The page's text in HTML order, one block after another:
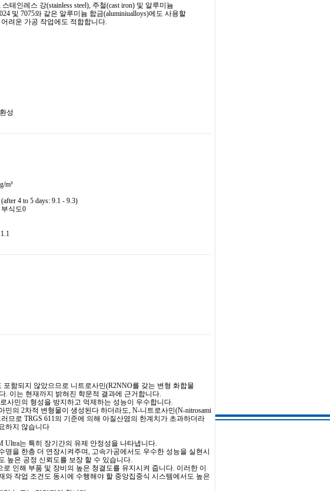
테인레스 강(stainless steel), 주철(cast iron) 및 알루미늄
및 7075와 같은 알루미늄 합금(aluminiualloys)에도 사용할
려운 가공 작업에도 적합합니다.
성
m³
4 to 5 days: 9.1 - 9.3)
식도0
포함되지 않았으므로 니트로사민(R2NNO를 갖는 변형 화합물
. 이는 현재까지 밝혀진 학문적 결과에 근거합니다.
사민의 형성을 방지하고 억제하는 성능이 우수합니다.
민의 2차적 변형물이 생성된다 하더라도, N-니트로사민(N-nitrosami
므로 TRGS 611의 기준에 의해 아질산염의 한계치가 초과하더라
하지 않습니다
Ultra는 특히 장기간의 유제 안정성을 나타냅니다.
명을 한층 더 연장시켜주며, 고속가공에서도 우수한 성능을 실현시
높은 공정 신뢰도를 보장 할 수 있습니다.
로 인해 부품 및 장비의 높은 청결도를 유지시켜 줍니다. 이러한 이
와 작업 조건도 동시에 수행해야 할 중앙집중식 시스템에서도 높은